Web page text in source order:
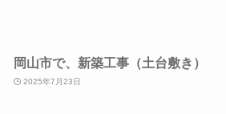
岡山市で、新築工事（土台敷き）
2025年7月23日